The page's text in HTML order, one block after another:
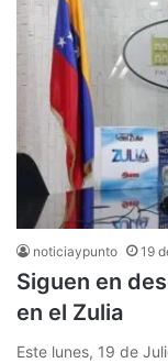
noticiaypunto 19
Siguen en
en el Zulia
Este lunes, 19 de